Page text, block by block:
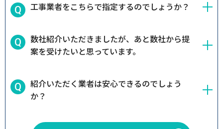
工事業者をこちらで指定するのでしょうか？
数社紹介いただきましたが、あと数社から提
案を受けたいと思っています。
紹介いただく業者は安心できるのでしょう
か？